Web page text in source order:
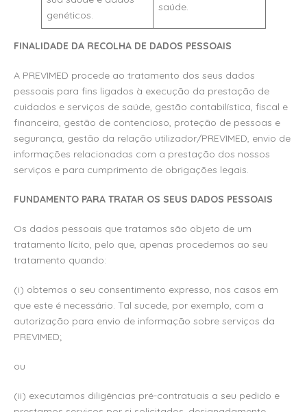
genéticos.
saúde.
FINALIDADE DA RECOLHA DE DADOS PESSOAIS
A PREVIMED procede ao tratamento dos seus dados
pessoais para fins ligados à execução da prestação de
cuidados e serviços de saúde, gestão contabilística, fiscal e
financeira, gestão de contencioso, proteção de pessoas e
segurança, gestão da relação utilizador/PREVIMED, envio de
informações relacionadas com a prestação dos nossos
serviços e para cumprimento de obrigações legais.
FUNDAMENTO PARA TRATAR OS SEUS DADOS PESSOAIS
Os dados pessoais que tratamos são objeto de um
tratamento lícito, pelo que, apenas procedemos ao seu
tratamento quando:
(i) obtemos o seu consentimento expresso, nos casos em
que este é necessário. Tal sucede, por exemplo, com a
autorização para envio de informação sobre serviços da
PREVIMED;
ou
(ii) executamos diligências pré-contratuais a seu pedido e